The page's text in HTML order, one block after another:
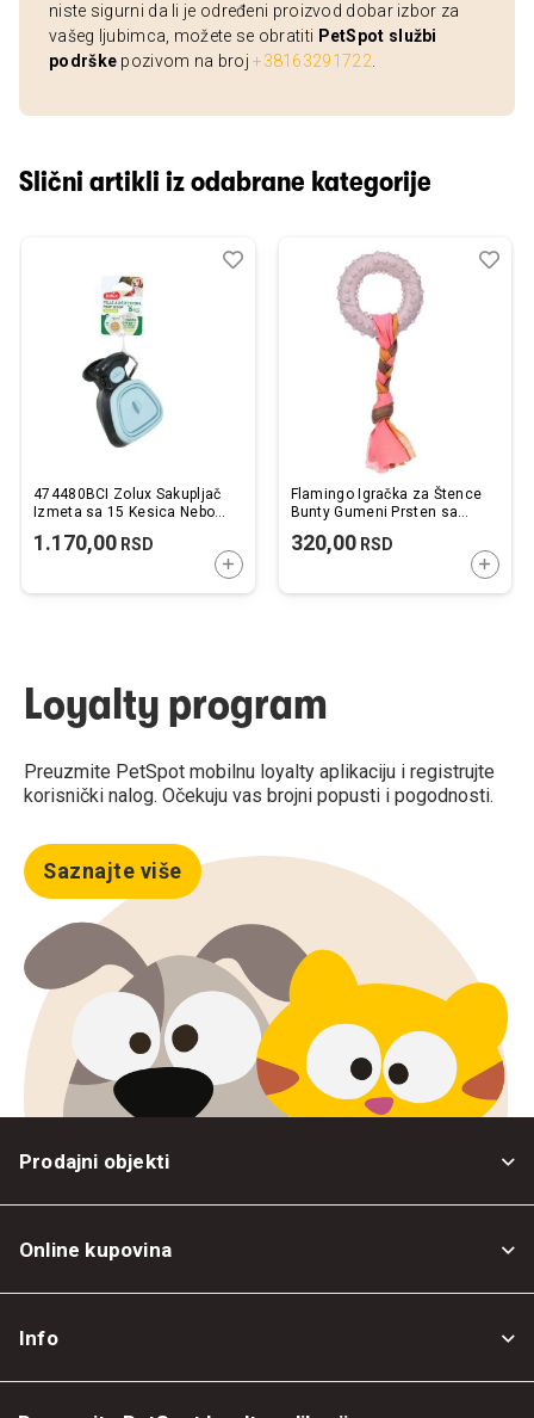
niste sigurni da li je određeni proizvod dobar izbor za
vašeg ljubimca, možete se obratiti PetSpot službi
podrške pozivom na broj+38163291722
Slični artikli iz odabrane kategorije
474480BCI Zolux Sakupljač
Izmeta sa 15 Kesica Nebo
1.170,00 RSD
DODAJTE U KORPU
Dodaj
Uporedi
Flamingo Igračka za Štence
Bunty Gumeni Prsten sa
320,00RSD
Loyalty program
Preuzmite PetSpot mobilnu loyalty aplikaciju i registrujte
korisnički nalog. Očekuju vas brojni popusti i pogodnosti.
Saznajte više
Prodajni objekti
Online kupovina
Info